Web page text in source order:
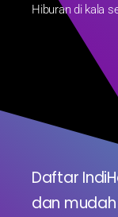
Hiburan di kala
Daftar
dan